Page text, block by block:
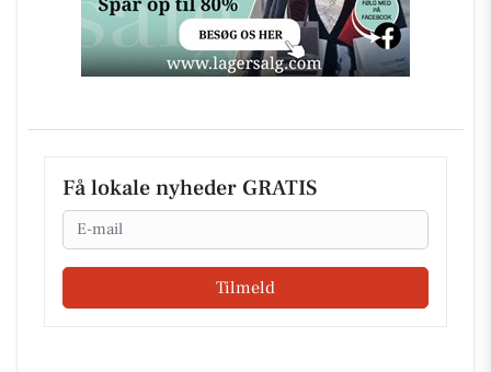
Få lokale nyheder GRATIS
Email
Tilmeld